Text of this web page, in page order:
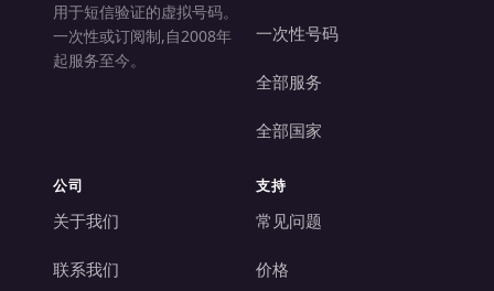
用于短信验证的虚拟号码。
一次性或订阅制,自2008年
起服务至今。
一次性号码
全部服务
全部国家
公司
关于我们
联系我们
支持
常见问题
价格